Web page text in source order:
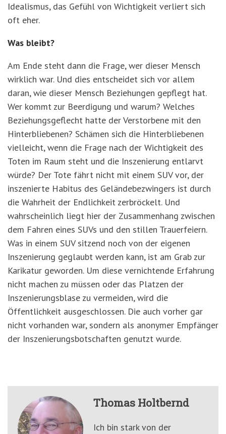
Idealismus, das Gefühl von Wichtigkeit verliert sich
oft eher.
Was bleibt?
Am Ende steht dann die Frage, wer dieser Mensch
wirklich war. Und dies entscheidet sich vor allem
daran, wie dieser Mensch Beziehungen gepflegt hat.
Wer kommt zur Beerdigung und warum? Welches
Beziehungsgeflecht hatte der Verstorbene mit den
Hinterbliebenen? Schämen sich die Hinterbliebenen
vielleicht, wenn die Frage nach der Wichtigkeit des
Toten im Raum steht und die Inszenierung entlarvt
würde? Der Tote fährt nicht mit einem SUV vor, der
inszenierte Habitus des Geländebezwingers ist durch
die Wahrheit der Endlichkeit zerbröckelt. Und
wahrscheinlich liegt hier der Zusammenhang zwischen
dem Fahren eines SUVs und den stillen Trauerfeiern.
Was in einem SUV sitzend noch von der eigenen
Inszenierung geglaubt werden kann, ist am Grab zur
Karikatur geworden. Um diese vernichtende Erfahrung
nicht machen zu müssen oder das Platzen der
Inszenierungsblase zu vermeiden, wird die
Öffentlichkeit ausgeschlossen. Die auch vorher gar
nicht vorhanden war, sondern als anonymer Empfänger
der Inszenierungsbotschaften genutzt wurde.
Thomas Holtbernd
Ich bin stark von der